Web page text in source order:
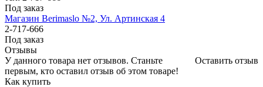
Под заказ
Магазин Berimaslo №2, Ул. Артинская 4
2-717-666
Под заказ
Отзывы
Оставить отзыв
У данного товара нет отзывов. Станьте
первым, кто оставил отзыв об этом товаре!
Как купить